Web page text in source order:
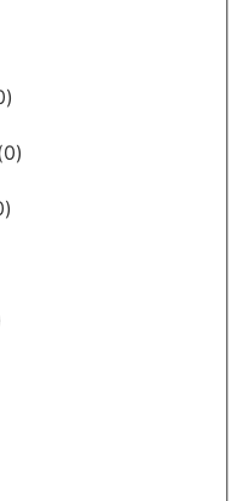
)
0)
)